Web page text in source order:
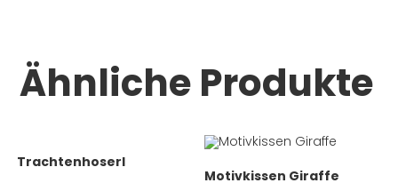
Ähnliche Produkte
Trachtenhoserl
Motivkissen Giraffe